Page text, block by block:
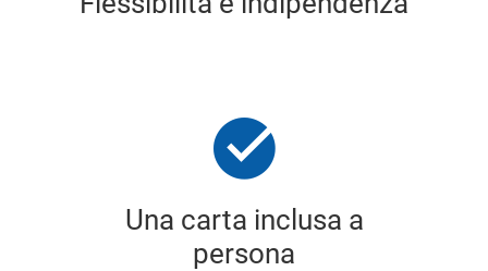
Una carta inclusa a
persona